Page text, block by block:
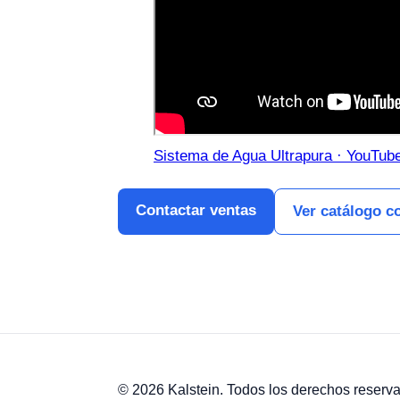
Sistema de Agua Ultrapura ·
Contactar ventas Ver catálogo
© 2026 Kalstein. Todos los derechos